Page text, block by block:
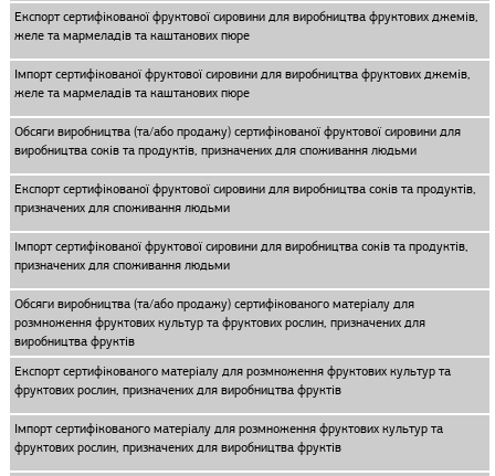
Експорт сертифікованої фруктової сировини для виробництва фруктових джемів,
желе та мармеладів та каштанових пюре
Імпорт сертифікованої фруктової сировини для виробництва фруктових джемів,
желе та мармеладів та каштанових пюре
Обсяги виробництва (та/або продажу) сертифікованої фруктової сировини для
виробництва соків та продуктів, призначених для споживання людьми
Експорт сертифікованої фруктової сировини для виробництва соків та продуктів,
призначених для споживання людьми
Імпорт сертифікованої фруктової сировини для виробництва соків та продуктів,
призначених для споживання людьми
Обсяги виробництва (та/або продажу) сертифікованого матеріалу для
розмноження фруктових культур та фруктових рослин, призначених для
виробництва фруктів
Експорт сертифікованого матеріалу для розмноження фруктових культур та
фруктових рослин, призначених для виробництва фруктів
Імпорт сертифікованого матеріалу для розмноження фруктових культур та
фруктових рослин, призначених для виробництва фруктів